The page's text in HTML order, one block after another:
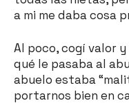
a mi me daba cosa
Al poco, cogí valor
qué le pasaba al
abuelo estaba
portarnos bien en